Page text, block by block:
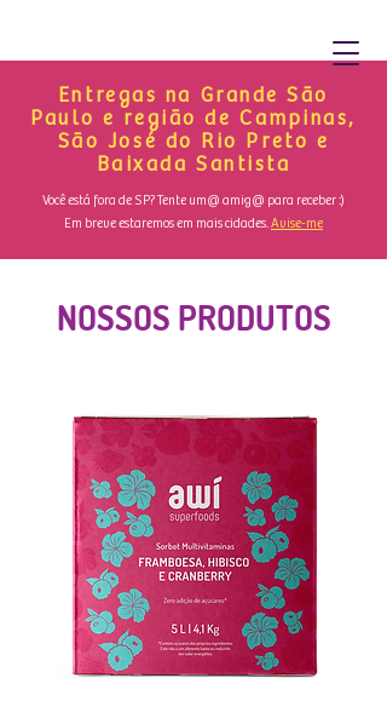
Entregas na Grande São
Paulo e região de Campinas,
São José do Rio Preto e
Baixada Santista
Você está fora de SP? Tente um@ amig@ para receber :)
Em breve estaremos em mais cidades.Avise-me
NOSSOS PRODUTOS